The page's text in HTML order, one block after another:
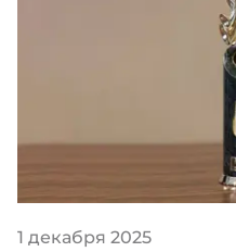
1 декабря 2025